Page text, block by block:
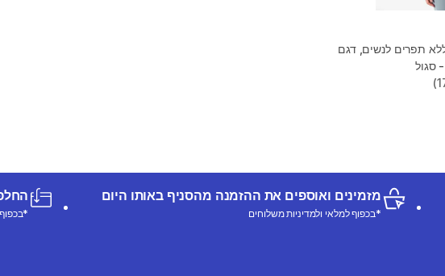
תפרים לנשים, דגם
מזמינים ואוספים את ההזמנה מהסניף באותו היום
*בכפוף למלאי ולמדיניות משלוחים
החלפות